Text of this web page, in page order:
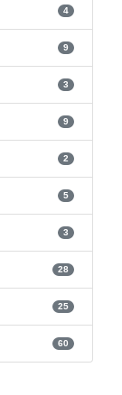
4
9
3
9
2
5
3
28
25
60